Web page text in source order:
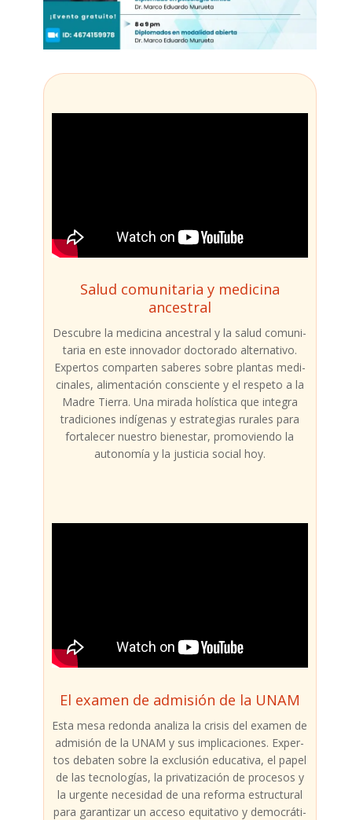
Salud comunitaria y medicina
ancestral
Des­cu­bre la medi­ci­na ances­tral y la salud comu­ni­
ta­ria en este inno­va­dor doc­to­ra­do alter­na­ti­vo.
Exper­tos com­par­ten sabe­res sobre plan­tas medi­
ci­na­les, ali­men­ta­ción cons­cien­te y el res­pe­to a la
Madre Tie­rra. Una mira­da holís­ti­ca que inte­gra
tra­di­cio­nes indí­ge­nas y estra­te­gias rura­les para
for­ta­le­cer nues­tro bien­es­tar, pro­mo­vien­do la
auto­no­mía y la jus­ti­cia social hoy.
El examen de admisión de la UNAM
Esta mesa redon­da ana­li­za la cri­sis del examen de
admi­sión de la UNAM y sus impli­ca­cio­nes. Exper­
tos deba­ten sobre la exclu­sión edu­ca­ti­va, el papel
de las tec­no­lo­gías, la pri­va­ti­za­ción de pro­ce­sos y
la urgen­te nece­si­dad de una refor­ma estruc­tu­ral
para garan­ti­zar un acce­so equi­ta­ti­vo y demo­crá­ti­